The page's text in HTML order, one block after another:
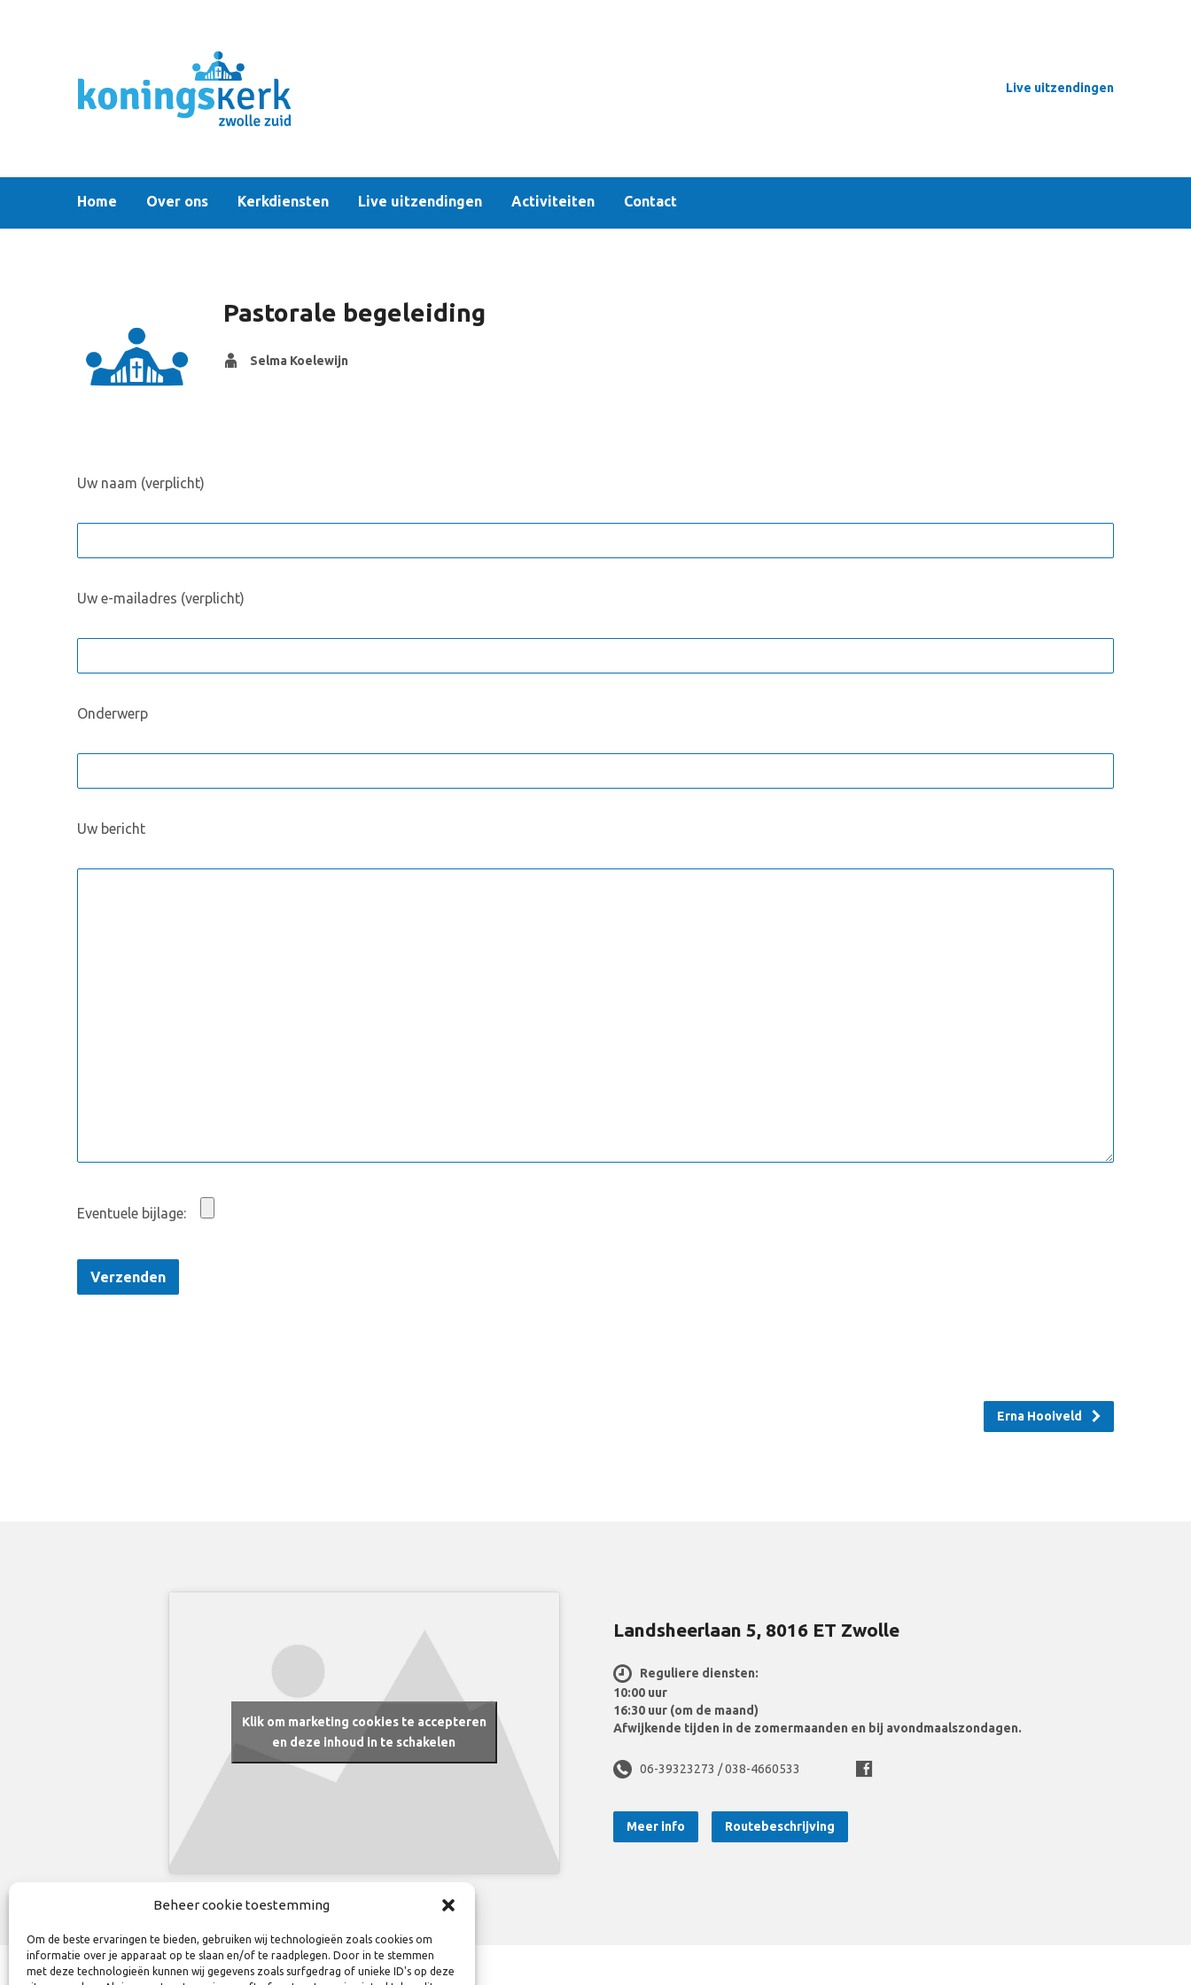
Beheer cookie toestemming
Om de beste ervaringen te bieden, gebruiken wij technologieën zoals cookies om
informatie over je apparaat op te slaan en/of te raadplegen. Door in te stemmen
met deze technologieën kunnen wij gegevens zoals surfgedrag of unieke ID's op deze
Live uitzendingen
Home Over ons Kerkdiensten Live uitzendingen Activiteiten Contact
Pastorale begeleiding
Selma Koelewijn
Uw naam (verplicht)
Uw e-mailadres (verplicht)
Onderwerp
Uw bericht
Eventuele bijlage:
Erna Hooiveld
Klik om marketing cookies te accepteren
en deze inhoud in te schakelen
Landsheerlaan 5, 8016 ET Zwolle
Reguliere diensten:
10:00 uur
16:30 uur (om de maand)
Afwijkende tijden in de zomermaanden en bij avondmaalszondagen.
06-39323273 / 038-4660533
Meer info Routebeschrijving